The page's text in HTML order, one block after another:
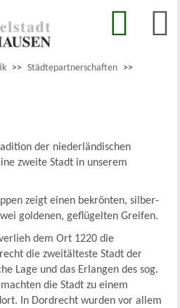
>> Städtepartnerschaften >>
der niederländischen
zweite Stadt in unserem
zeigt einen bekrönten, silber-
goldenen, geflügelten Greifen.
dem Ort 1220 die
die zweitälteste Stadt der
Lage und das Erlangen des sog.
die Stadt zu einem
In Dordrecht wurden vor allem